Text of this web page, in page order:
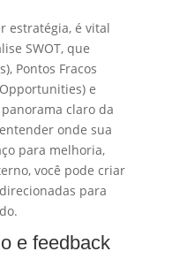
estratégia, é vital
SWOT, que
Pontos Fracos
e
claro da
onde sua
para melhoria,
você pode criar
para
e feedback